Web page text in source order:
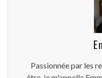
Passionnée par les